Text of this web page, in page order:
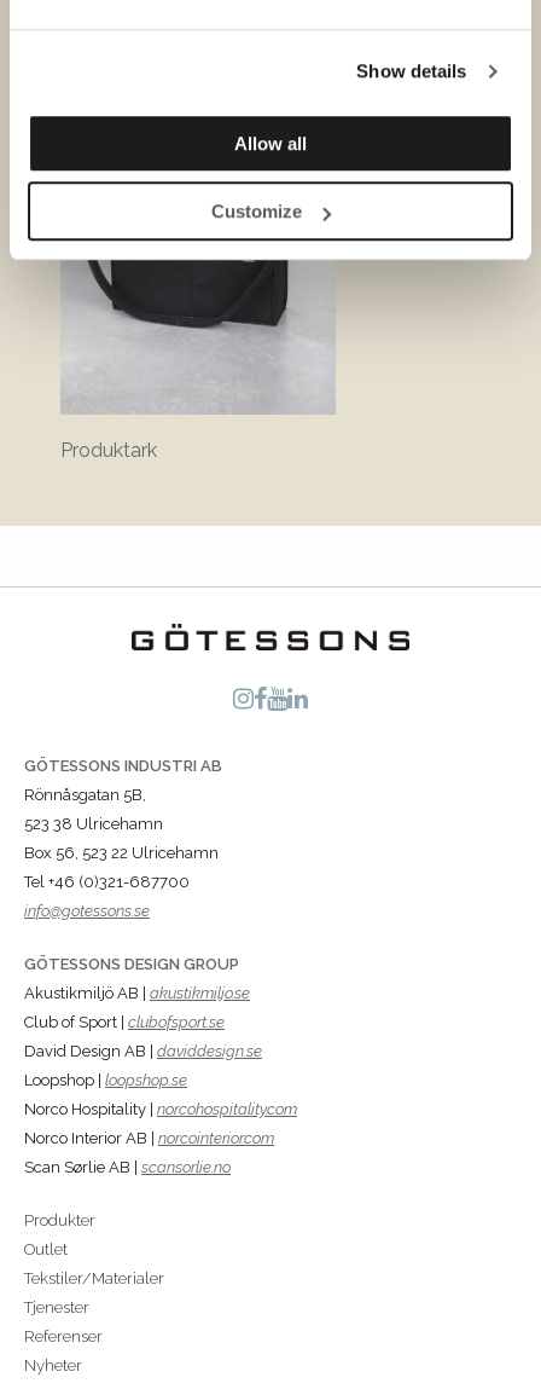
Show details
Allow all
Customize
Produktark
GÖTESSONS INDUSTRI AB
Rönnåsgatan 5B,
523 38 Ulricehamn
Box 56, 523 22 Ulricehamn
Tel +46 (0)321-687700
info@gotessons.se
GÖTESSONS DESIGN GROUP
Akustikmiljö AB | akustikmiljo.se
Club of Sport | clubofsport.se
David Design AB | daviddesign.se
Loopshop | loopshop.se
Norco Hospitality | norcohospitality.com
Norco Interior AB | norcointerior.com
Scan Sørlie AB | scansorlie.no
Produkter
Outlet
Tekstiler/Materialer
Tjenester
Referenser
Nyheter